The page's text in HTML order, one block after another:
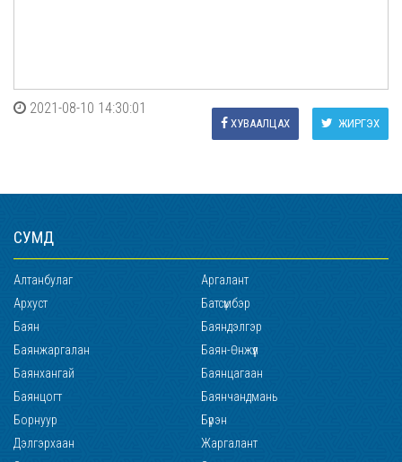
2021-08-10 14:30:01
ЖИРГЭХ
ХУВААЛЦАХ
СУМД
Алтанбулаг
Аргалант
Архуст
Батсүмбэр
Баян
Баяндэлгэр
Баянжаргалан
Баян-Өнжүүл
Баянхангай
Баянцагаан
Баянцогт
Баянчандмань
Борнуур
Бүрэн
Дэлгэрхаан
Жаргалант